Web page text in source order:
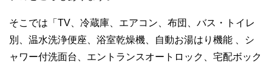
そこでは「TV、冷蔵庫、エアコン、布団、バス・トイレ
別、温水洗浄便座、浴室乾燥機、自動お湯はり機能 、シ
ャワー付洗面台、エントランスオートロック、宅配ボック